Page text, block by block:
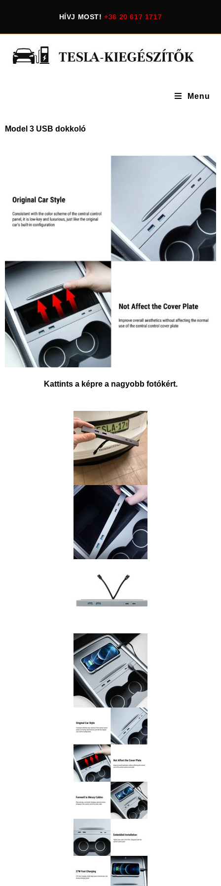
HÍVJ MOST!+36 20 617 1717
Menu
Model 3 USB dokkoló
Kattints a képre a nagyobb fotókért.